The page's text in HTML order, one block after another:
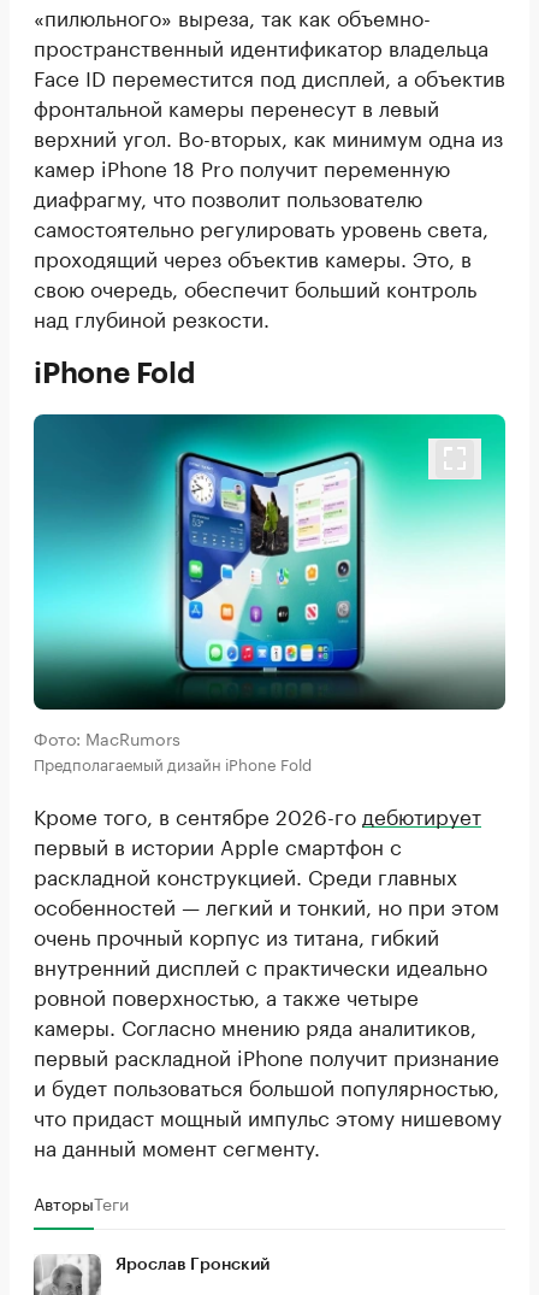
«пилюльного» выреза, так как объемно-
пространственный идентификатор владельца
Face ID переместится под дисплей, а объектив
фронтальной камеры перенесут в левый
верхний угол. Во-вторых, как минимум одна из
камер iPhone 18 Pro получит переменную
диафрагму, что позволит пользователю
самостоятельно регулировать уровень света,
проходящий через объектив камеры. Это, в
свою очередь, обеспечит больший контроль
над глубиной резкости.
iPhone Fold
Фото: MacRumors
Предполагаемый дизайн iPhone Fold
Кроме того, в сентябре 2026-го дебютирует
первый в истории Apple смартфон с
раскладной конструкцией. Среди главных
особенностей — легкий и тонкий, но при этом
очень прочный корпус из титана, гибкий
внутренний дисплей с практически идеально
ровной поверхностью, а также четыре
камеры. Согласно мнению ряда аналитиков,
первый раскладной iPhone получит признание
и будет пользоваться большой популярностью,
что придаст мощный импульс этому нишевому
на данный момент сегменту.
АвторыТеги
Ярослав Гронский